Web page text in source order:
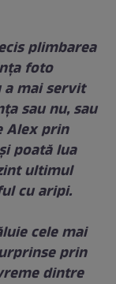
plimbarea
foto
a mai servit
sau nu, sau
Alex prin
poată lua
ultimul
cu aripi.
cele mai
prin
dintre